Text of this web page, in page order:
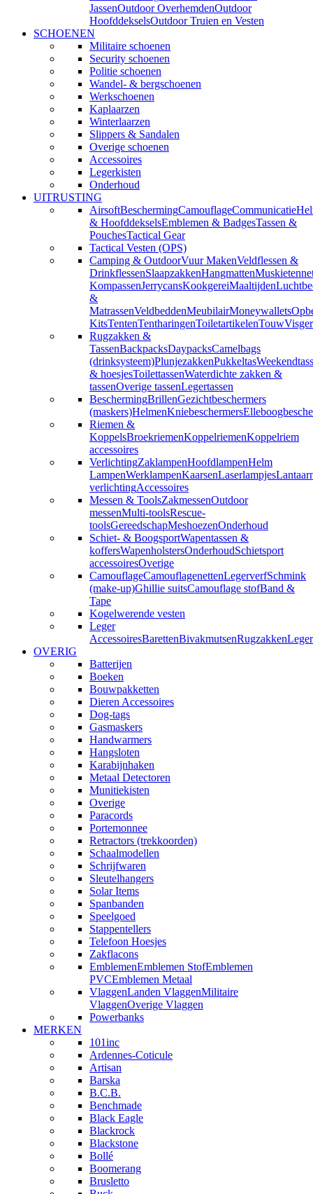
JassenOutdoor OverhemdenOutdoor
HoofddekselsOutdoor Truien en Vesten
SCHOENEN
Militaire schoenen
Security schoenen
Politie schoenen
Wandel- & bergschoenen
Werkschoenen
Kaplaarzen
Winterlaarzen
Slippers & Sandalen
Overige schoenen
Accessoires
Legerkisten
Onderhoud
UITRUSTING
AirsoftBeschermingCamouflageCommunicatie
& HoofddekselsEmblemen & BadgesTassen &
PouchesTactical Gear
Tactical Vesten (OPS)
Camping & OutdoorVuur MakenVeldflessen &
DrinkflessenSlaapzakkenHangmatten
KompassenJerrycansKookgereiMaaltijden
&
MatrassenVeldbeddenMeubilairMoneywallets
KitsTentenTentharingenToiletartikelenTouw
Rugzakken &
TassenBackpacksDaypacksCamelbags
(drinksysteem)PlunjezakkenPukkeltas
& hoesjesToilettassenWaterdichte zakken &
tassenOverige tassenLegertassen
BeschermingBrillenGezichtbeschermers
(maskers)HelmenKniebeschermers
Riemen &
KoppelsBroekriemenKoppelriemenKoppelriem
accessoires
VerlichtingZaklampenHoofdlampenHelm
LampenWerklampenKaarsenLaserlampjes
verlichtingAccessoires
Messen & ToolsZakmessenOutdoor
messenMulti-toolsRescue-
toolsGereedschapMeshoezenOnderhoud
Schiet- & BoogsportWapentassen &
koffersWapenholstersOnderhoudSchietsport
accessoiresOverige
CamouflageCamouflagenettenLegerverfSchmink
(make-up)Ghillie suitsCamouflage stofBand &
Tape
Kogelwerende vesten
Leger
AccessoiresBarettenBivakmutsenRugzakken
OVERIG
Batterijen
Boeken
Bouwpakketten
Dieren Accessoires
Dog-tags
Gasmaskers
Handwarmers
Hangsloten
Karabijnhaken
Metaal Detectoren
Munitiekisten
Overige
Paracords
Portemonnee
Retractors (trekkoorden)
Schaalmodellen
Schrijfwaren
Sleutelhangers
Solar Items
Spanbanden
Speelgoed
Stappentellers
Telefoon Hoesjes
Zakflacons
EmblemenEmblemen StofEmblemen
PVCEmblemen Metaal
VlaggenLanden VlaggenMilitaire
VlaggenOverige Vlaggen
Powerbanks
MERKEN
101inc
Ardennes-Coticule
Artisan
Barska
B.C.B.
Benchmade
Black Eagle
Blackrock
Blackstone
Bollé
Boomerang
Brusletto